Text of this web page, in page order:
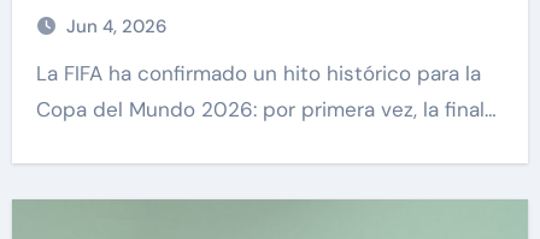
Mundial
Jun 4, 2026
La FIFA ha confirmado un hito histórico para la
Copa del Mundo 2026: por primera vez, la final…